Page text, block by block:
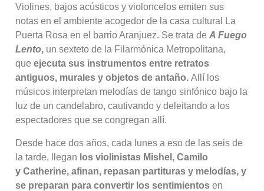
Violines, bajos acústicos y violoncelos emiten sus
notas en el ambiente acogedor de la casa cultural La
Puerta Rosa en el barrio Aranjuez. Se trata de A Fuego
Lento, un sexteto de la Filarmónica Metropolitana,
que ejecuta sus instrumentos entre retratos
antiguos, murales y objetos de antaño. Allí los
músicos interpretan melodías de tango sinfónico bajo la
luz de un candelabro, cautivando y deleitando a los
espectadores que se congregan allí.
Desde hace dos años, cada lunes a eso de las seis de
la tarde, llegan los violinistas Mishel, Camilo
y Catherine, afinan, repasan partituras y melodías, y
se preparan para convertir los sentimientos en